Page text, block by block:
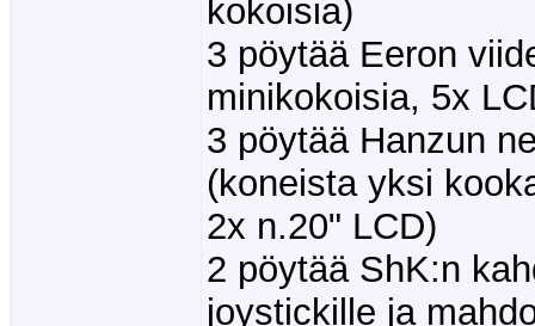
kokoisia)
3 pöytää Eeron
minikokoisia, 5x
3 pöytää Hanzun
(koneista yksi
2x n.20" LCD)
2 pöytää ShK:n
joystickille ja